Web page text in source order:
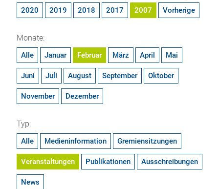
2020 2019 2018 2017 2007 Vorherige
Monate:
Alle Januar Februar März April Mai
Juni Juli August September Oktober
November Dezember
Typ:
Alle Medieninformation Gremiensitzungen
Veranstaltungen Publikationen Ausschreibungen
News